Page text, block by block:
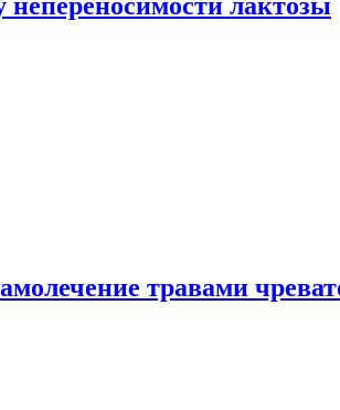
травами